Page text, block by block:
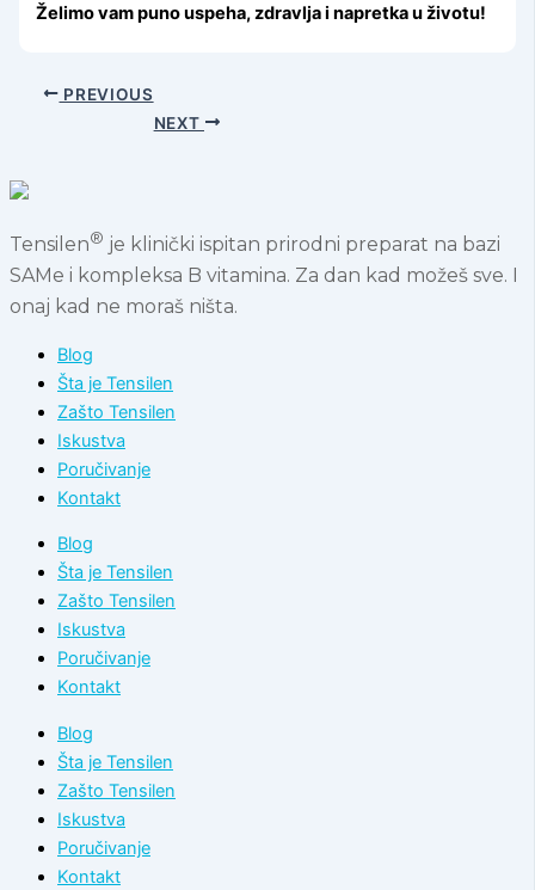
Želimo vam puno uspeha, zdravlja i napretka u životu!
PREVIOUS
NEXT
Tensilen® je klinički ispitan prirodni preparat na bazi
SAMe i kompleksa B vitamina. Za dan kad možeš sve. I
onaj kad ne moraš ništa.
Blog
Šta je Tensilen
Zašto Tensilen
Iskustva
Poručivanje
Kontakt
Blog
Šta je Tensilen
Zašto Tensilen
Iskustva
Poručivanje
Kontakt
Blog
Šta je Tensilen
Zašto Tensilen
Iskustva
Poručivanje
Kontakt